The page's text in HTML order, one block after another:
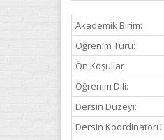
Akademik Birim:
Öğrenim Türü:
Ön Koşullar
Öğrenim Dili:
Dersin Düzeyi:
Dersin Koordinatörü: